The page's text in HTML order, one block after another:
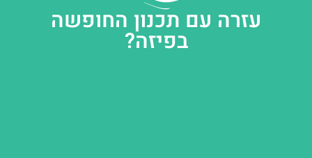
עזרה עם תכנון החופשה
בפיזה?